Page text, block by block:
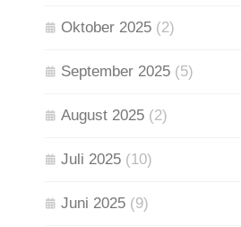
Oktober 2025 (2)
September 2025 (5)
August 2025 (2)
Juli 2025 (10)
Juni 2025 (9)